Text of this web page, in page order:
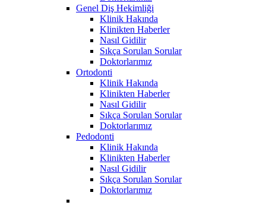
Genel Diş Hekimliği
Klinik Hakında
Klinikten Haberler
Nasıl Gidilir
Sıkça Sorulan Sorular
Doktorlarımız
Ortodonti
Klinik Hakında
Klinikten Haberler
Nasıl Gidilir
Sıkça Sorulan Sorular
Doktorlarımız
Pedodonti
Klinik Hakında
Klinikten Haberler
Nasıl Gidilir
Sıkça Sorulan Sorular
Doktorlarımız